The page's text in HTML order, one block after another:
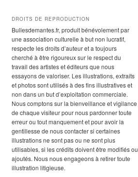
DROITS DE REPRODUCTION
Bullesdemantes.fr, produit bénévolement par
une association culturelle à but non lucratif,
respecte les droits d’auteur et a toujours
cherché à être rigoureux sur le respect du
travail des artistes et éditeurs que nous
essayons de valoriser. Les illustrations, extraits
et photos sont utilisés à des fins illustratives et
non dans un but d’exploitation commerciale.
Nous comptons sur la bienveillance et vigilance
de chaque visiteur pour nous pardonner toute
erreur ou tout manquement et pour avoir la
gentillesse de nous contacter si certaines
illustrations ne sont pas ou ne sont plus
utilisables, si les crédits doivent être modifiés ou
ajoutés. Nous nous engageons à retirer toute
illustration litigieuse.